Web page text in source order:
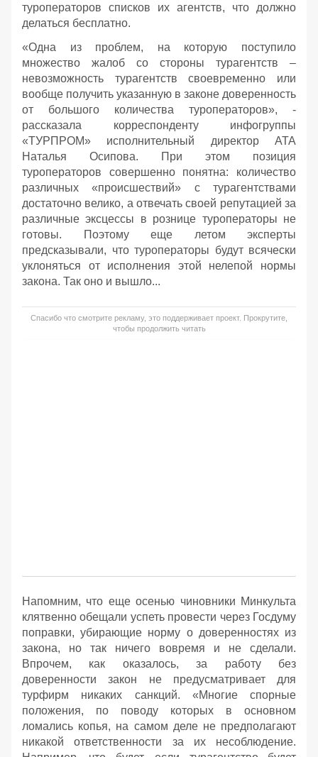
туроператоров списков их агентств, что должно
делаться бесплатно.
«Одна из проблем, на которую поступило
множество жалоб со стороны турагентств –
невозможность турагентств своевременно или
вообще получить указанную в законе доверенность
от большого количества туроператоров», -
рассказала корреспонденту инфогруппы
«ТУРПРОМ» исполнительный директор АТА
Наталья Осипова. При этом позиция
туроператоров совершенно понятна: количество
различных «происшествий» с турагентствами
достаточно велико, а отвечать своей репутацией за
различные эксцессы в рознице туроператоры не
готовы. Поэтому еще летом эксперты
предсказывали, что туроператоры будут всячески
уклоняться от исполнения этой нелепой нормы
закона. Так оно и вышло...
Спасибо что смотрите рекламу, это поддерживает проект. Прокрутите,
чтобы продолжить читать
Напомним, что еще осенью чиновники Минкульта
клятвенно обещали успеть провести через Госдуму
поправки, убирающие норму о доверенностях из
закона, но так ничего вовремя и не сделали.
Впрочем, как оказалось, за работу без
доверенности закон не предусматривает для
турфирм никаких санкций. «Многие спорные
положения, по поводу которых в основном
ломались копья, на самом деле не предполагают
никакой ответственности за их несоблюдение.